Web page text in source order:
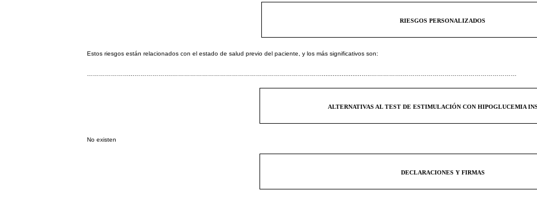
RIESGOS PERSONALIZADOS
Estos riesgos están relacionados con el estado de salud previo del paciente, y los más significativos son:
ALTERNATIVAS AL TEST DE ESTIMULACIÓN CON HIPOGLUCEMIA
No existen
DECLARACIONES Y FIRMAS